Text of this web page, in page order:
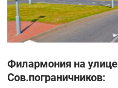
Филармония на улице
Сов.пограничников: